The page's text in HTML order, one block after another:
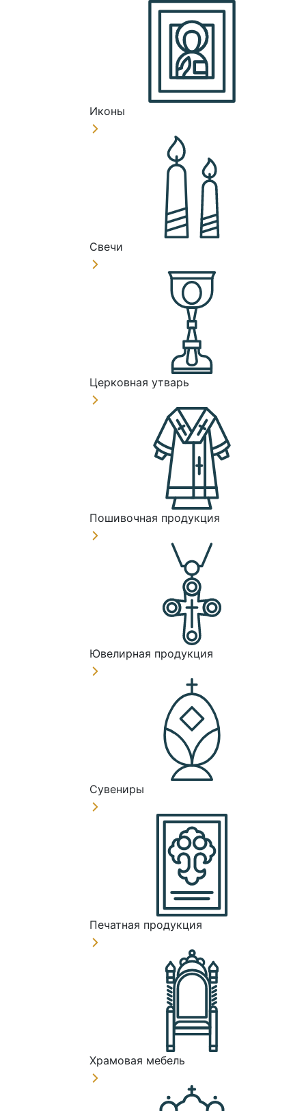
Иконы
Свечи
Церковная утварь
Пошивочная продукция
Ювелирная продукция
Сувениры
Печатная продукция
Храмовая мебель